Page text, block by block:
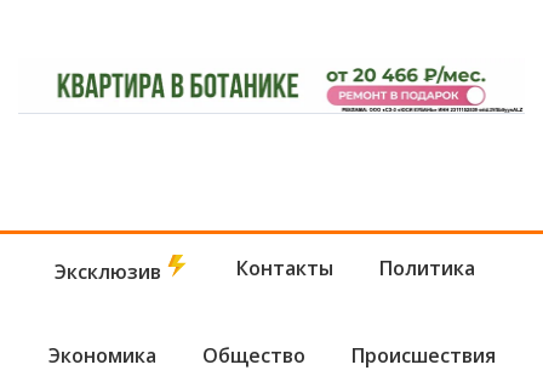
Эксклюзив Контакты Политика
Экономика Общество Происшествия